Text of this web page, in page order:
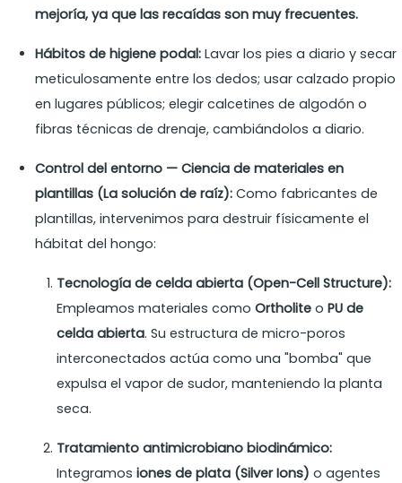
mejoría, ya que las recaídas son muy frecuentes.
Hábitos de higiene podal: Lavar los pies a diario y secar
meticulosamente entre los dedos; usar calzado propio
en lugares públicos; elegir calcetines de algodón o
fibras técnicas de drenaje, cambiándolos a diario.
Control del entorno — Ciencia de materiales en
plantillas (La solución de raíz): Como fabricantes de
plantillas, intervenimos para destruir físicamente el
hábitat del hongo:
Tecnología de celda abierta (Open-Cell Structure):
Empleamos materiales comoOrtholite oPU de
celda abierta. Su estructura de micro-poros
interconectados actúa como una "bomba" que
expulsa el vapor de sudor, manteniendo la planta
seca.
Tratamiento antimicrobiano biodinámico:
Integramosiones de plata (Silver Ions) o agentes